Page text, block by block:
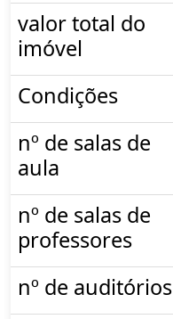
valor total do
imóvel
Condições
nº de salas de
aula
nº de salas de
professores
nº de auditórios